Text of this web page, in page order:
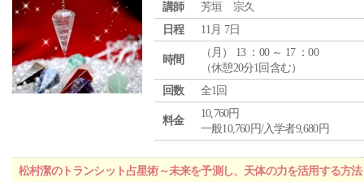
講師
芳垣 宗久
日程
11月 7日
時間
（ 月 ） 13 ：00 ～ 17 ：00
（休憩20分1回含む）
回数
全1回
料金
10,760円
一般10,760円/入学者9,680円
松村潔のトランシット占星術～未来を予測し、天体の力を活用する方法